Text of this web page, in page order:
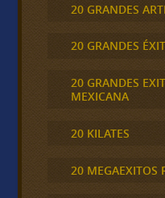
20 GRANDES
20 GRANDES
20 GRANDES
MEXICANA
20 KILATES
20 MEGAEXITOS